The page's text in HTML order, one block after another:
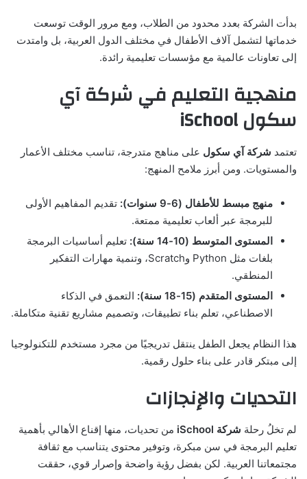
بدأت الشركة بعدد محدود من الطلاب، ومع مرور الوقت توسعت
خدماتها لتشمل آلاف الأطفال في مختلف الدول العربية، بل وامتدت
إلى تعاونات عالمية مع مؤسسات تعليمية رائدة.
منهجية التعليم في شركة آي
سكول iSchool
تعتمد شركة آي سكول على مناهج متدرجة، تناسب مختلف الأعمار
والمستويات. ومن أبرز ملامح المنهج:
منهج مبسط للأطفال (6-9 سنوات):
تقديم المفاهيم الأولى
للبرمجة عبر ألعاب تعليمية ممتعة.
المستوى المتوسط (10-14 سنة):
تعليم أساسيات البرمجة
بلغات مثل Python وScratch، وتنمية مهارات التفكير
المنطقي.
المستوى المتقدم (15-18 سنة):
التعمق في الذكاء
الاصطناعي، تعلم بناء تطبيقات، وتصميم مشاريع تقنية متكاملة.
هذا النظام يجعل الطفل ينتقل تدريجيًا من مجرد مستخدم للتكنولوجيا
إلى مبتكر قادر على بناء حلول رقمية.
التحديات والإنجازات
لم تخلُ رحلة شركة iSchool
من تحديات، منها إقناع الأهالي بأهمية
تعليم البرمجة في سن مبكرة، وتوفير محتوى يتناسب مع ثقافة
مجتمعاتنا العربية. لكن بفضل رؤية واضحة وإصرار قوي، حققت